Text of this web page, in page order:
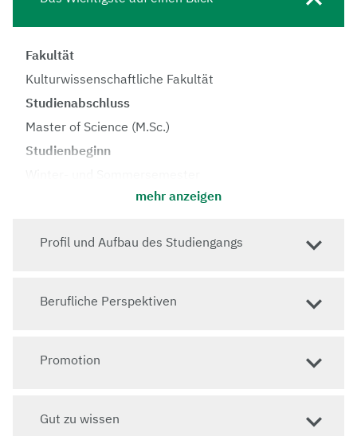
Fakultät
Kulturwissenschaftliche Fakultät
Studienabschluss
Master of Science (M.Sc.)
Studienbeginn
Vorlesungssprache
Zulassung
Springe zu: Wie erhalte ich einen Studienplatz?
zur Studiengangswebsite
mehr anzeigen
Profil und Aufbau des Studiengangs
Berufliche Perspektiven
Promotion
Gut zu wissen